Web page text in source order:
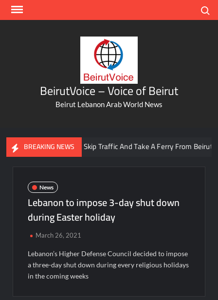
Skip
BeirutVoice – Voice of Beirut
Beirut Lebanon Arab World News
BREAKING NEWS
You Can Now Skip Traffic And Take A Ferry From Beirut To
News
Lebanon to impose 3-day shut down
during Easter holiday
March 26, 2021
Lebanon’s Higher Defense Council decided to impose
a three-day shut down during every religious holidays
in the coming weeks